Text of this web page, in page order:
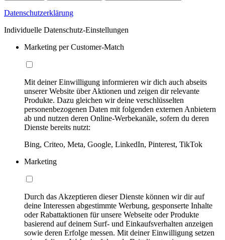
Datenschutzerklärung
Individuelle Datenschutz-Einstellungen
Marketing per Customer-Match
Mit deiner Einwilligung informieren wir dich auch abseits
unserer Website über Aktionen und zeigen dir relevante
Produkte. Dazu gleichen wir deine verschlüsselten
personenbezogenen Daten mit folgenden externen Anbietern
ab und nutzen deren Online-Werbekanäle, sofern du deren
Dienste bereits nutzt:
Bing, Criteo, Meta, Google, LinkedIn, Pinterest, TikTok
Marketing
Durch das Akzeptieren dieser Dienste können wir dir auf
deine Interessen abgestimmte Werbung, gesponserte Inhalte
oder Rabattaktionen für unsere Webseite oder Produkte
basierend auf deinem Surf- und Einkaufsverhalten anzeigen
sowie deren Erfolge messen. Mit deiner Einwilligung setzen